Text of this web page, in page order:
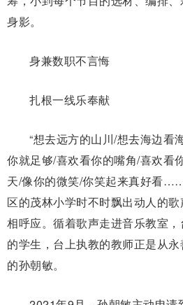
身影。
身兼数职不言悔
扎根一线乐奉献
“想去远方的山川/想去海边看
你就足够/喜欢看你的嘴角/喜欢看
天/像你的微笑/你笑起来真好看
区的茂林小学时不时飘出动人的
相呼应。循着歌声走进音乐教室
的学生，台上执教的教师正是从
的孙朝敏。